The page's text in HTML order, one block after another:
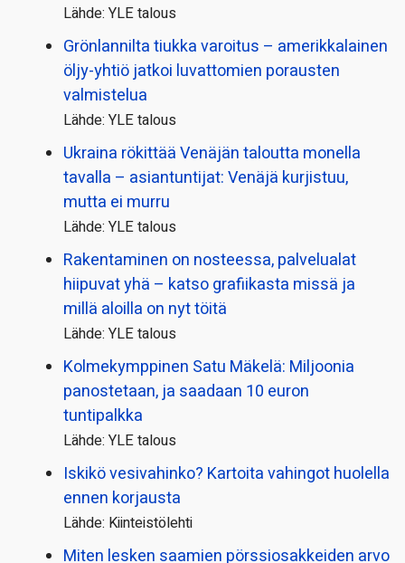
Lähde: YLE talous
Grönlannilta tiukka varoitus – amerikkalainen
öljy-yhtiö jatkoi luvattomien porausten
valmistelua
Lähde: YLE talous
Ukraina rökittää Venäjän taloutta monella
tavalla – asiantuntijat: Venäjä kurjistuu,
mutta ei murru
Lähde: YLE talous
Rakentaminen on nosteessa, palvelualat
hiipuvat yhä – katso grafiikasta missä ja
millä aloilla on nyt töitä
Lähde: YLE talous
Kolmekymppinen Satu Mäkelä: Miljoonia
panostetaan, ja saadaan 10 euron
tuntipalkka
Lähde: YLE talous
Iskikö vesivahinko? Kartoita vahingot huolella
ennen korjausta
Lähde: Kiinteistölehti
Miten lesken saamien pörssi­osakkeiden arvo